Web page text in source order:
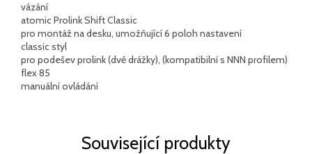
Související produkty
vázání
atomic Prolink Shift Classic
pro montáž na desku, umožňující 6 poloh nastavení
classic styl
pro podešev prolink (dvě drážky), (kompatibilní s NNN profilem)
flex 85
manuální ovládání